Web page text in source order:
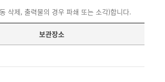
삭제, 출력물의 경우 파쇄 또는 소각)합니다.
보관장소